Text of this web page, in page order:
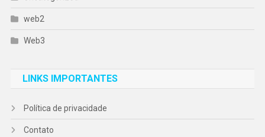
web2
Web3
LINKS IMPORTANTES
Política de privacidade
Contato